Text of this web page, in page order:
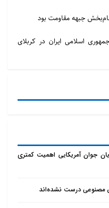
جبهه مقاومت بود
اسلامی ایران در کربلای
جوان آمریکایی اهمیت کمتری
مصنوعی درست نشده‌اند